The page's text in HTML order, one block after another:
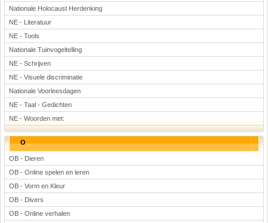
Nationale Holocaust Herdenking
NE - Literatuur
NE - Tools
Nationale Tuinvogeltelling
NE - Schrijven
NE - Visuele discriminatie
Nationale Voorleesdagen
NE - Taal - Gedichten
NE - Woorden met:
O
OB - Dieren
OB - Online spelen en leren
OB - Vorm en Kleur
OB - Divers
OB - Online verhalen